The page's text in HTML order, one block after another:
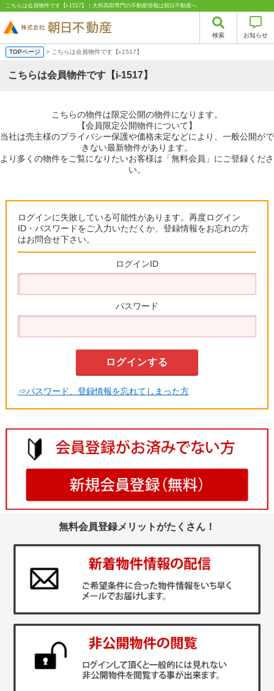
こちらは会員物件です【i-1517】｜大和高田専門の不動産情報は朝日不動産へ
検索 お知らせ
TOPページ > こちらは会員物件です【i-1517】
こちらは会員物件です【i-1517】
こちらの物件は限定公開の物件になります。
【会員限定公開物件について】
当社は売主様のプライバシー保護や価格未定などにより、一般公開がで
きない最新物件があります。
より多くの物件をご覧になりたいお客様は「無料会員」にご登録くださ
い。
ログインに失敗している可能性があります。再度ログイン
ID・パスワードをご入力いただくか、登録情報をお忘れの方
はお問合せ下さい。
ログインID
パスワード
⇒パスワード、登録情報を忘れてしまった方
無料会員登録メリットがたくさん！